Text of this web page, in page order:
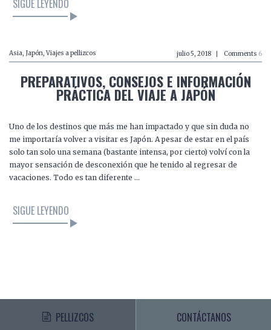
SIGUE LEYENDO
Asia Japón Viajes a pellizcos julio 5, 2018 Comments 6
PREPARATIVOS, CONSEJOS E INFORMACIÓN
PRÁCTICA DEL VIAJE A JAPÓN
Uno de los destinos que más me han impactado y que sin duda no
me importaría volver a visitar es Japón. A pesar de estar en el país
solo tan solo una semana (bastante intensa, por cierto) volví con la
mayor sensación de desconexión que he tenido al regresar de
vacaciones. Todo es tan diferente …
SIGUE LEYENDO
PELLIZCOS CONTÁCTANOS